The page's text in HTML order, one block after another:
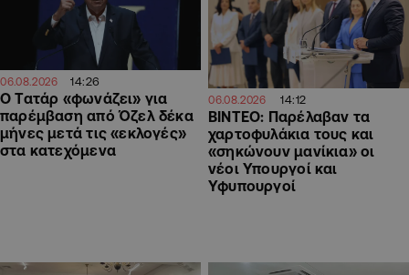
06.08.2026 14:26
Ο Τατάρ «φωνάζει» για
παρέμβαση από Όζελ δέκα
μήνες μετά τις «εκλογές»
στα κατεχόμενα
06.08.2026 14:12
ΒΙΝΤΕΟ: Παρέλαβαν τα
χαρτοφυλάκια τους και
«σηκώνουν μανίκια» οι
νέοι Υπουργοί και
Υφυπουργοί